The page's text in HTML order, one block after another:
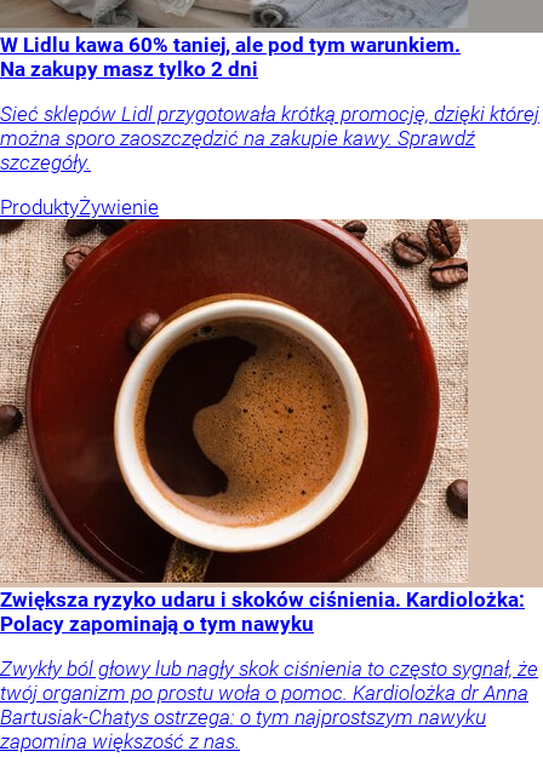
W Lidlu kawa 60% taniej, ale pod tym warunkiem.
Na zakupy masz tylko 2 dni
Sieć sklepów Lidl przygotowała krótką promocję, dzięki której
można sporo zaoszczędzić na zakupie kawy. Sprawdź
szczegóły.
ProduktyŻywienie
Zwiększa ryzyko udaru i skoków ciśnienia. Kardiolożka:
Polacy zapominają o tym nawyku
Zwykły ból głowy lub nagły skok ciśnienia to często sygnał, że
twój organizm po prostu woła o pomoc. Kardiolożka dr Anna
Bartusiak-Chatys ostrzega: o tym najprostszym nawyku
zapomina większość z nas.